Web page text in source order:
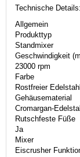
Technische Details:
Allgemein
Produkttyp
Standmixer
Geschwindigkeit
23000 rpm
Farbe
Rostfreier Edelstahl
Gehäusematerial
Cromargan-
Rutschfeste Füße
Ja
Mixer
Eiscrusher